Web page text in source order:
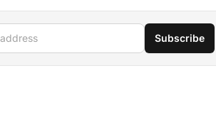
Subscribe